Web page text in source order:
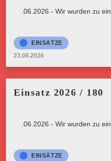
23.06.2026 - Wir wurden zu
EINSÄTZE
23.06.2026
Einsatz 2026 / 180
23.06.2026 - Wir wurden zu
EINSÄTZE